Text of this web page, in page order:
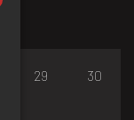
29 30